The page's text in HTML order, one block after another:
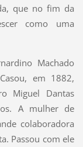
que no fim da
como uma
Machado
em 1882,
Miguel Dantas
A mulher de
colaboradora
Passou com ele